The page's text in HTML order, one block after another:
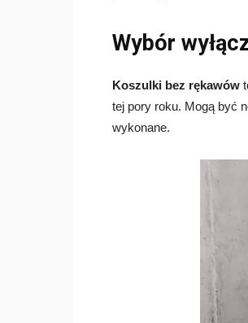
Wybór
Koszulki bez rękawów
tej pory roku. Mogą być
wykonane.